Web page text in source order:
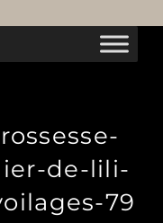
de-lili-
79